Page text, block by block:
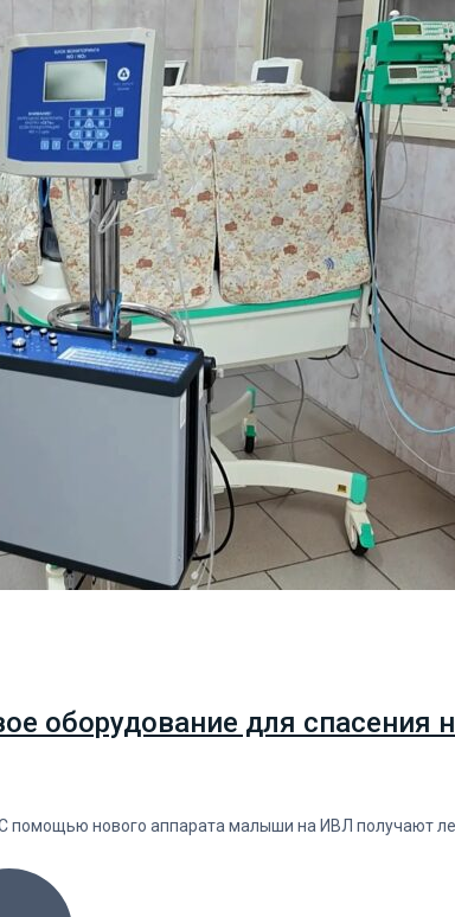
оборудование для спасения
помощью нового аппарата малыши на ИВЛ получают